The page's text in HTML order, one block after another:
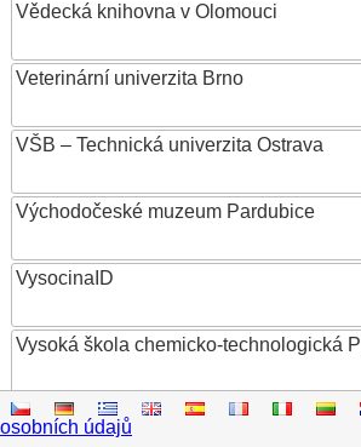
Vědecká knihovna v Olomouci
Veterinární univerzita Brno
VŠB – Technická univerzita Ostrava
Východočeské muzeum Pardubice
VysocinaID
Vysoká škola chemicko-technologická
Vysoká škola ekonomická v Praze
osobních údajů